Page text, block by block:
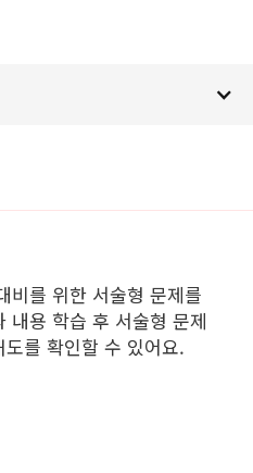
비를 위한 서술형 문제를
내용 학습 후 서술형 문제
를 확인할 수 있어요.